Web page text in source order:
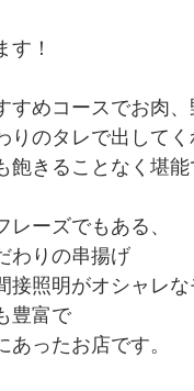
す！
すめコースでお肉
りのタレで出して
飽きることなく堪
レーズでもある、
わりの串揚げ
接照明がオシャレ
豊富で
あったお店です。